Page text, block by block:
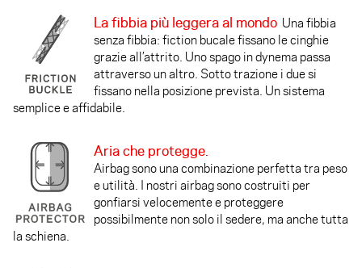
La fibbia più leggera al mondo Una fibbia
senza fibbia: fiction bucale fissano le cinghie
grazie all’attrito. Uno spago in dynema passa
attraverso un altro. Sotto trazione i due si
fissano nella posizione prevista. Un sistema
semplice e affidabile.
Aria che protegge.
Airbag sono una combinazione perfetta tra peso
e utilità. I nostri airbag sono costruiti per
gonfiarsi velocemente e proteggere
possibilmente non solo il sedere, ma anche tutta
la schiena.